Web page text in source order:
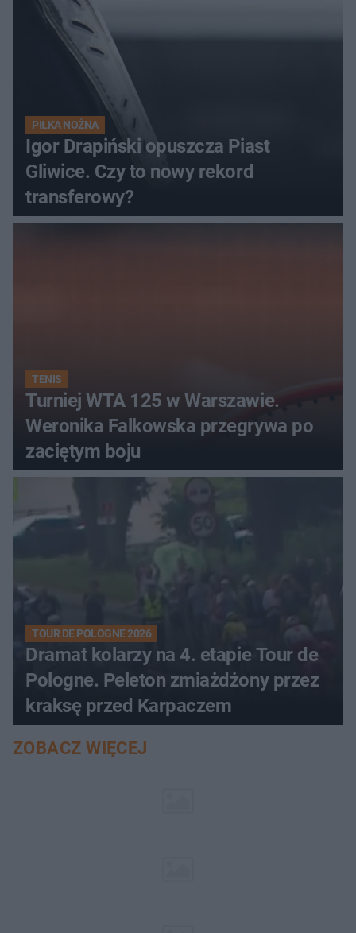
PIŁKA NOŻNA
Igor Drapiński opuszcza Piast
Gliwice. Czy to nowy rekord
transferowy?
TENIS
Turniej WTA 125 w Warszawie.
Weronika Falkowska przegrywa po
zaciętym boju
TOUR DE POLOGNE 2026
Dramat kolarzy na 4. etapie Tour de
Pologne. Peleton zmiażdżony przez
kraksę przed Karpaczem
ZOBACZ WIĘCEJ